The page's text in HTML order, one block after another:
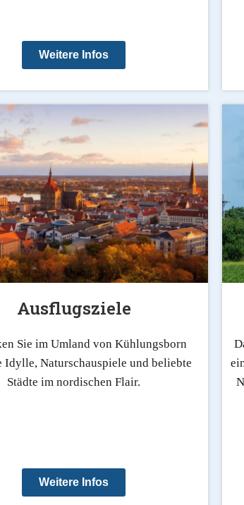
Weitere Infos
Ausflugsziele
Sie im Umland von Kühlungsborn
Idylle, Naturschauspiele und beliebte
Städte im nordischen Flair.
Weitere Infos